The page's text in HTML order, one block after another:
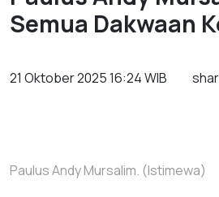
Semua Dakwaan
21 Oktober 2025 16:24 WIB
Paulus Andy Mursalim. (Istimewa)